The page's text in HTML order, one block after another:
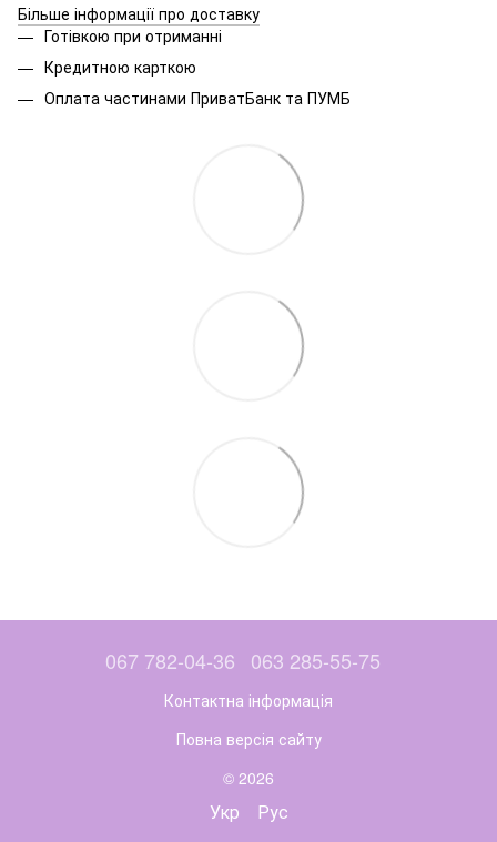
Більше інформації про доставку
Готівкою при отриманні
Кредитною карткою
Оплата частинами ПриватБанк та ПУМБ
067 782-04-36 063 285-55-75
Контактна інформація
Повна версія сайту
© 2026
Укр Рус